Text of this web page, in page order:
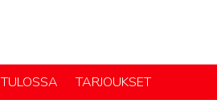
TULOSSA TARJOUKSET